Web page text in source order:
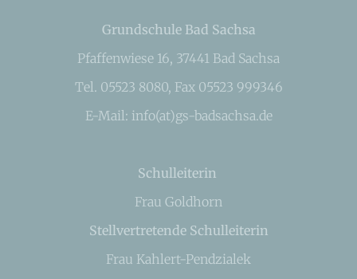
Grundschule Bad Sachsa
Pfaffenwiese 16, 37441 Bad Sachsa
Tel. 05523 8080, Fax 05523 999346
E-Mail: info(at)gs-badsachsa.de
Schulleiterin
Frau Goldhorn
Stellvertretende Schulleiterin
Frau Kahlert-Pendzialek